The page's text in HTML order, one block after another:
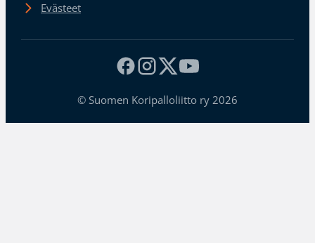
Evästeet
© Suomen Koripalloliitto ry 2026